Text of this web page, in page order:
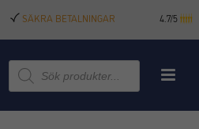
SÄKRA BETALNINGAR 4.7/5
Produktsökning